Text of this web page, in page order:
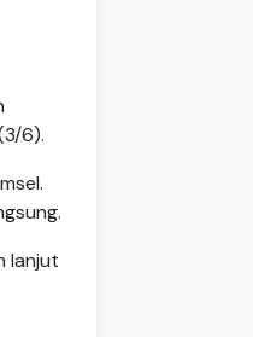
6).
lanjut